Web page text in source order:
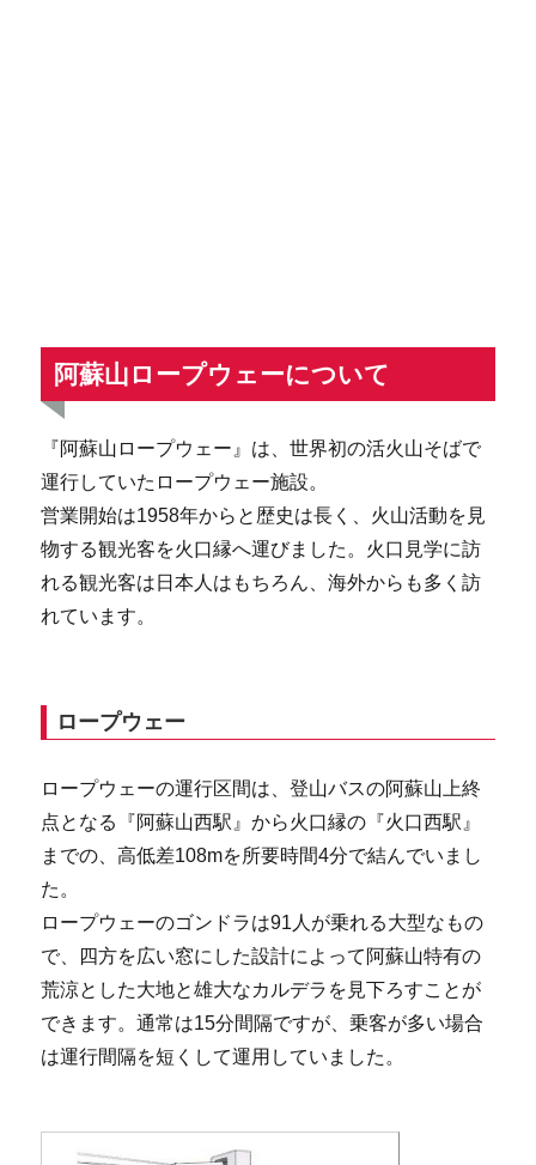
阿蘇山ロープウェーについて
『阿蘇山ロープウェー』は、世界初の活火山そばで
運行していたロープウェー施設。
営業開始は1958年からと歴史は長く、火山活動を見
物する観光客を火口縁へ運びました。火口見学に訪
れる観光客は日本人はもちろん、海外からも多く訪
れています。
ロープウェー
ロープウェーの運行区間は、登山バスの阿蘇山上終
点となる『阿蘇山西駅』から火口縁の『火口西駅』
までの、高低差108mを所要時間4分で結んでいまし
た。
ロープウェーのゴンドラは91人が乗れる大型なもの
で、四方を広い窓にした設計によって阿蘇山特有の
荒涼とした大地と雄大なカルデラを見下ろすことが
できます。通常は15分間隔ですが、乗客が多い場合
は運行間隔を短くして運用していました。